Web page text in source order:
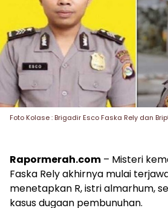
Foto Kolase : Brigadir Esco Faska Rely dan
Rapormerah.com – Misteri
Faska Rely akhirnya mulai
menetapkan R, istri almarhum,
kasus dugaan pembunuhan.